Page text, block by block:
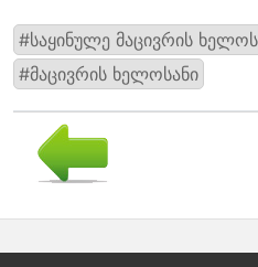
#საყინულე მაცივრის
#მაცივრის ხელოსანი